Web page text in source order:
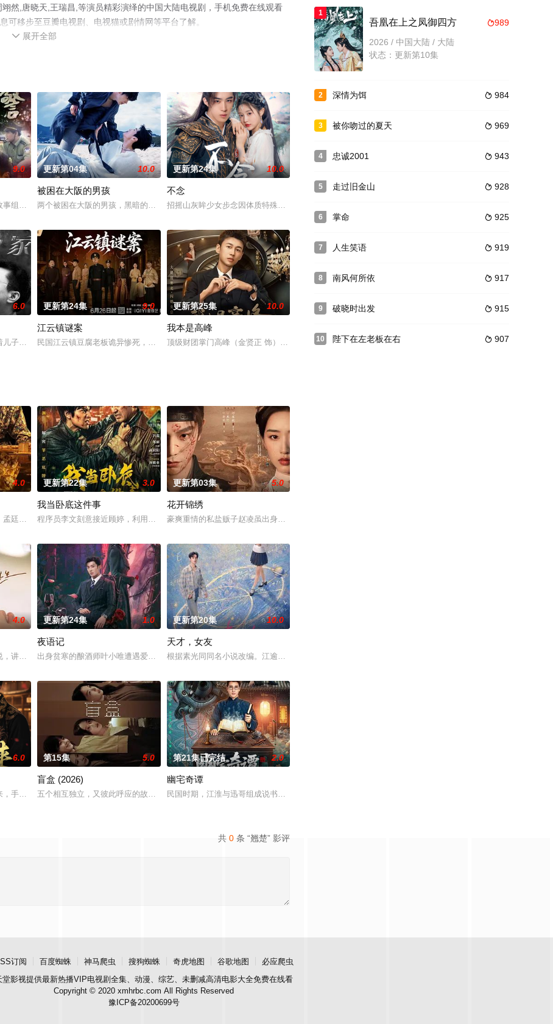
然,唐晓天,王瑞昌,等演员精彩演绎的中国大陆电视剧，手机免费在线观看
移步至豆瓣电视剧、电视猫或剧情网等平台了解。
 展开全部
堂弟陆家良与自己的小老婆素蓉在偷情,勃然大怒
9.0
组成，但主要人物又贯穿全剧，这样在整体上能够更加丰富、完美，又不使观众感到剧情拖沓。
更新第04集 10.0
被困在大阪的男孩
两个被困在大阪的男孩，黑暗的小屋，困顿的彼此，解救对方，互相救赎。
更新第24集 10.0
不念
招摇山灰眸少女步念因体质特殊被招摇山神女保护。她救下重伤失忆的将军薛弈扬并相爱。但最终为治愈薛奕
6.0
子找来，经亲子鉴定，确定儿子是他的。可是赵一民曾被妻子方圆圆的表哥马向前大夫诊断为患
更新第24集 9.0
江云镇谜案
民国江云镇豆腐老板诡异惨死，小女孩撞见亡母坐红衣花轿现身。落魄侦探奉命查案，意外发现本该葬身猪笼的大太太死而复
更新第25集 10.0
我本是高峰
顶级财团掌门高峰（金贤正 饰）隐退当外卖员，被女总裁苏清颜（关芯 饰）雇作假老公，却不知他正是自己
少帅许又安与昆曲名伶荣筱楠推向不死不休的对立绝境。而
4.0
廷辉，大平王朝有史以来个以女子进士科三元及第入翰林院的奇女子。十年前的她被他从死人堆
更新第22集 3.0
我当卧底这件事
程序员李文刻意接近顾婷，利用顾炎女儿奴的属性，请求老炮儿顾炎带自己用程序员身份卧底电诈集团以求查出未婚妻离奇死
更新第03集 5.0
花开锦绣
豪爽重情的私盐贩子赵凌虽出身草莽，却心怀壮志，他结识了遭人诬陷私通的世家名媛小姐傅庭芸，被迫一起
4.0
讲述了邻家女孩庞倩（苏晓彤 饰）与童年时因一场意外落下身体残缺的少年顾铭夕（何洛洛
更新第24集 1.0
夜语记
出身贫寒的酿酒师叶小唯遭遇爱人程桉、恩师林晚媚的双重背叛。她从恨意中涅槃重生，借私生女桑落的身份入住程家。她步
更新第20集 10.0
天才，女友
根据素光同同名小说改编。江逾白长大以后，林知夏忽然对他说：“江逾白，我喜欢你，哲学和生物学意义上的
口相对、父母冤案、连环下毒……她于绝境中步步破局，与
6.0
手撕媂姐媂母洗刷前世屈辱，结识摄政王萧寒渊。她身为前朝遗孤，执掌凰影卫，闯宫廷斗权贵
第15集 5.0
盲盒 (2026)
五个相互独立，又彼此呼应的故事——用一场精心策划的“夏令营”完成复仇的受害者；临终前与遗憾和解的“无用之人”；
第21集已完结 2.0
幽宅奇谭
民国时期，江淮与迅哥组成说书班子，偶遇“白天人住屋，晚上鬼占房”的阴阳宅，江淮被掳走配“阴婚”。他与女
共 0 条 “翘楚” 影评
1
989
吾凰在上之凤御四方
2026 / 中国大陆 / 大陆
状态：更新第10集
2  984
深情为饵
3  969
被你吻过的夏天
4  943
忠诚2001
5  928
走过旧金山
6  925
掌命
7  919
人生笑语
8  917
南风何所依
9  915
破晓时出发
10  907
陛下在左老板在右
订阅 百度蜘蛛 神马爬虫 搜狗蜘蛛 奇虎地图 谷歌地图
必应爬虫
堂影视提供最新热播VIP电视剧全集、动漫、综艺、未删减高清电影大全免费在线看
Copyright © 2020 xmhrbc.com All Rights Reserved
豫ICP备20200699号